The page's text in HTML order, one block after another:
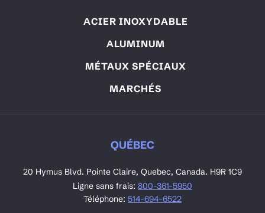
ACIER INOXYDABLE
ALUMINUM
MÉTAUX SPÉCIAUX
MARCHÉS
20 Hymus Blvd. Pointe Claire, Quebec, Canada. H9R 1C9
Ligne sans frais: 800-361-5950
Téléphone: 514-694-6522
QUÉBEC